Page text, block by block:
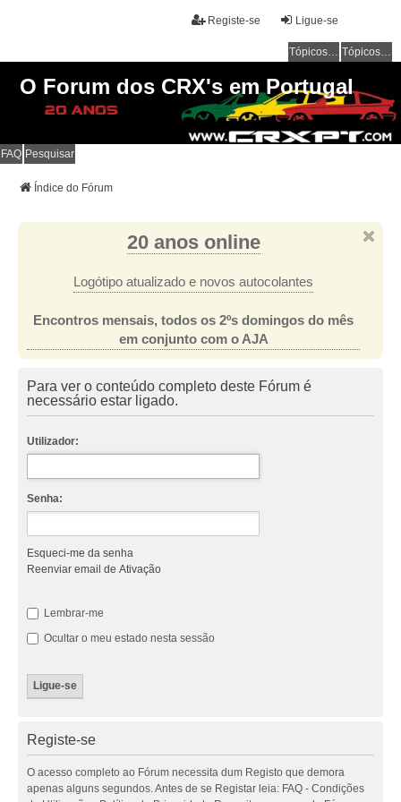
Ligue-se
Registe-se
Tópicos sem resposta Tópicos ativos
O Forum dos CRX's em Portugal
FAQ Pesquisar
Índice do Fórum
20 anos online
Logótipo atualizado e novos autocolantes
Encontros mensais, todos os 2ºs domingos do mês
em conjunto com o AJA
Para ver o conteúdo completo deste Fórum é
necessário estar ligado.
Utilizador:
Senha:
Esqueci-me da senha
Reenviar email de Ativação
Lembrar-me
Ocultar o meu estado nesta sessão
Registe-se
O acesso completo ao Fórum necessita dum Registo que demora
apenas alguns segundos. Antes de se Registar leia: FAQ - Condições